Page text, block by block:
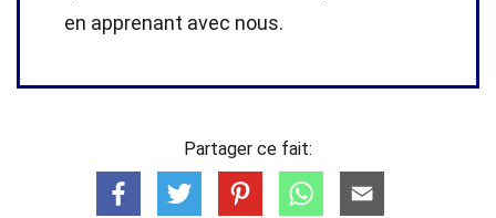
en apprenant avec nous.
Partager ce fait: